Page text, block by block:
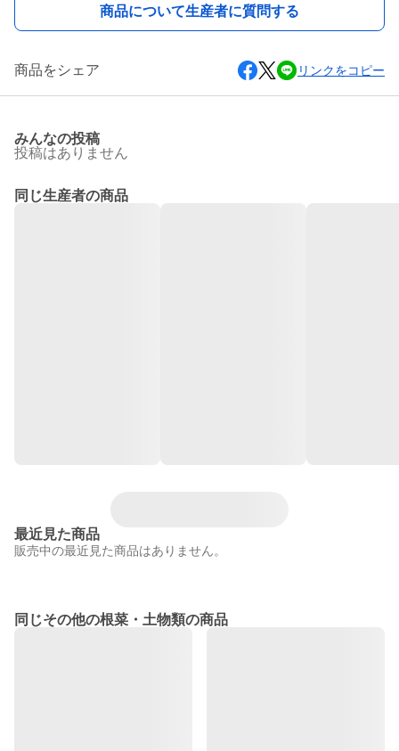
商品について生産者に質問する
商品をシェア リンクをコピー
みんなの投稿
投稿はありません
同じ生産者の商品
最近見た商品
販売中の最近見た商品はありません。
同じその他の根菜・土物類の商品